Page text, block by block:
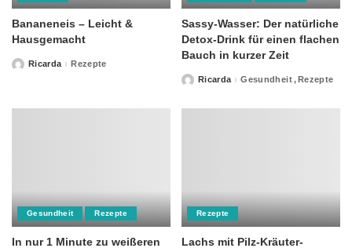
Bananeneis – Leicht &
Hausgemacht
PostedRicarda Rezepte
Sassy-Wasser: Der natürliche
Detox-Drink für einen flachen
Bauch in kurzer Zeit
PostedRicarda Gesundheit Rezepte
Gesundheit Rezepte
In nur 1 Minute zu weißeren
Rezepte
Lachs mit Pilz-Kräuter-